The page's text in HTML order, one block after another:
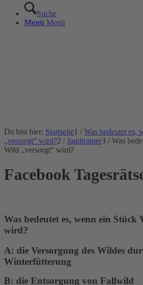
Suche
Menü Menü
Du bist hier: Startseite1 / Was bedeutet es,
„versorgt“ wird?2 / Jagdtrainer3 / Was
Wild „versorgt“ wird?
Facebook
Was bedeutet es, wenn ein Stück
wird?
A: die Versorgung des Wildes
Winterfütterung
B: die Entsorgung von Fallwild